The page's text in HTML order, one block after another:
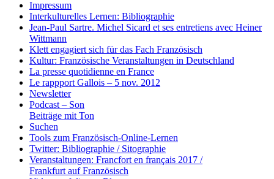
Impressum
Interkulturelles Lernen: Bibliographie
Jean-Paul Sartre. Michel Sicard et ses entretiens avec Heiner
Wittmann
Klett engagiert sich für das Fach Französisch
Kultur: Französische Veranstaltungen in Deutschland
La presse quotidienne en France
Le rappport Gallois – 5 nov. 2012
Newsletter
Podcast – Son
Beiträge mit Ton
Suchen
Tools zum Französisch-Online-Lernen
Twitter: Bibliographie / Sitographie
Veranstaltungen: Francfort en français 2017 /
Frankfurt auf Französisch